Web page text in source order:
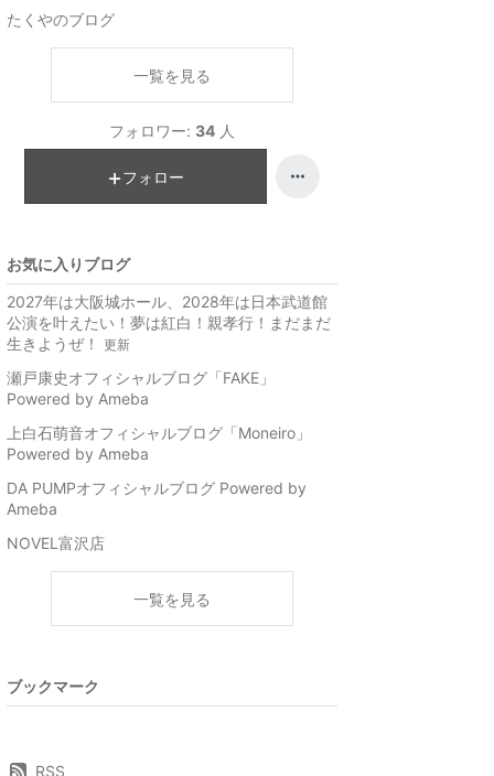
たくやのブログ
一覧を見る
フォロワー: 34 人
フォロー
お気に入りブログ
2027年は大阪城ホール、2028年は日本武道館
公演を叶えたい！夢は紅白！親孝行！まだまだ
生きようぜ！
更新
瀬戸康史オフィシャルブログ「FAKE」
Powered by Ameba
上白石萌音オフィシャルブログ「Moneiro」
Powered by Ameba
DA PUMPオフィシャルブログ Powered by
Ameba
NOVEL富沢店
一覧を見る
ブックマーク
RSS